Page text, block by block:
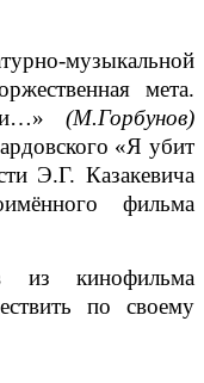
музыкальной
мета.
(М.Горбунов)
«Я убит
Э.Г. Казакевича
фильма
из кинофильма
по своему